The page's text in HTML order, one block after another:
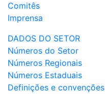
Comitês
Imprensa
DADOS DO SETOR
Números do Setor
Números Regionais
Números Estaduais
Definições e convenções